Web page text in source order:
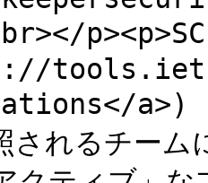
a>)
されるチー